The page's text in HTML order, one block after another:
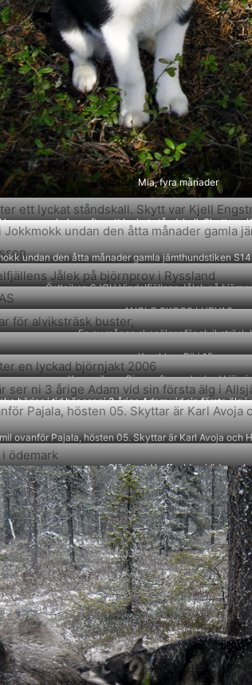
Mia, fyra månader
Lukas efter ett lyckat ståndskall. Skytt var
undan den åtta månader gamla jämthundstiken
Östlaikan SJCH Vindelfjällens Jålek på
ANGLO SKOGS LURVAS
En av många skenälgar för alviksträsk
Karahkan Biki 15v
Kvarnvikens Rippe efter en lyckad
börjas i tid här ser ni 3 årige Adam vid sin första älg
ovanför Pajala, hösten 05. Skyttar är Karl Avoja och
Glädje vid kaffeelden i ödemark